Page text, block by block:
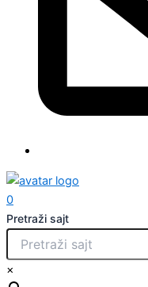
0
Pretraži sajt
×